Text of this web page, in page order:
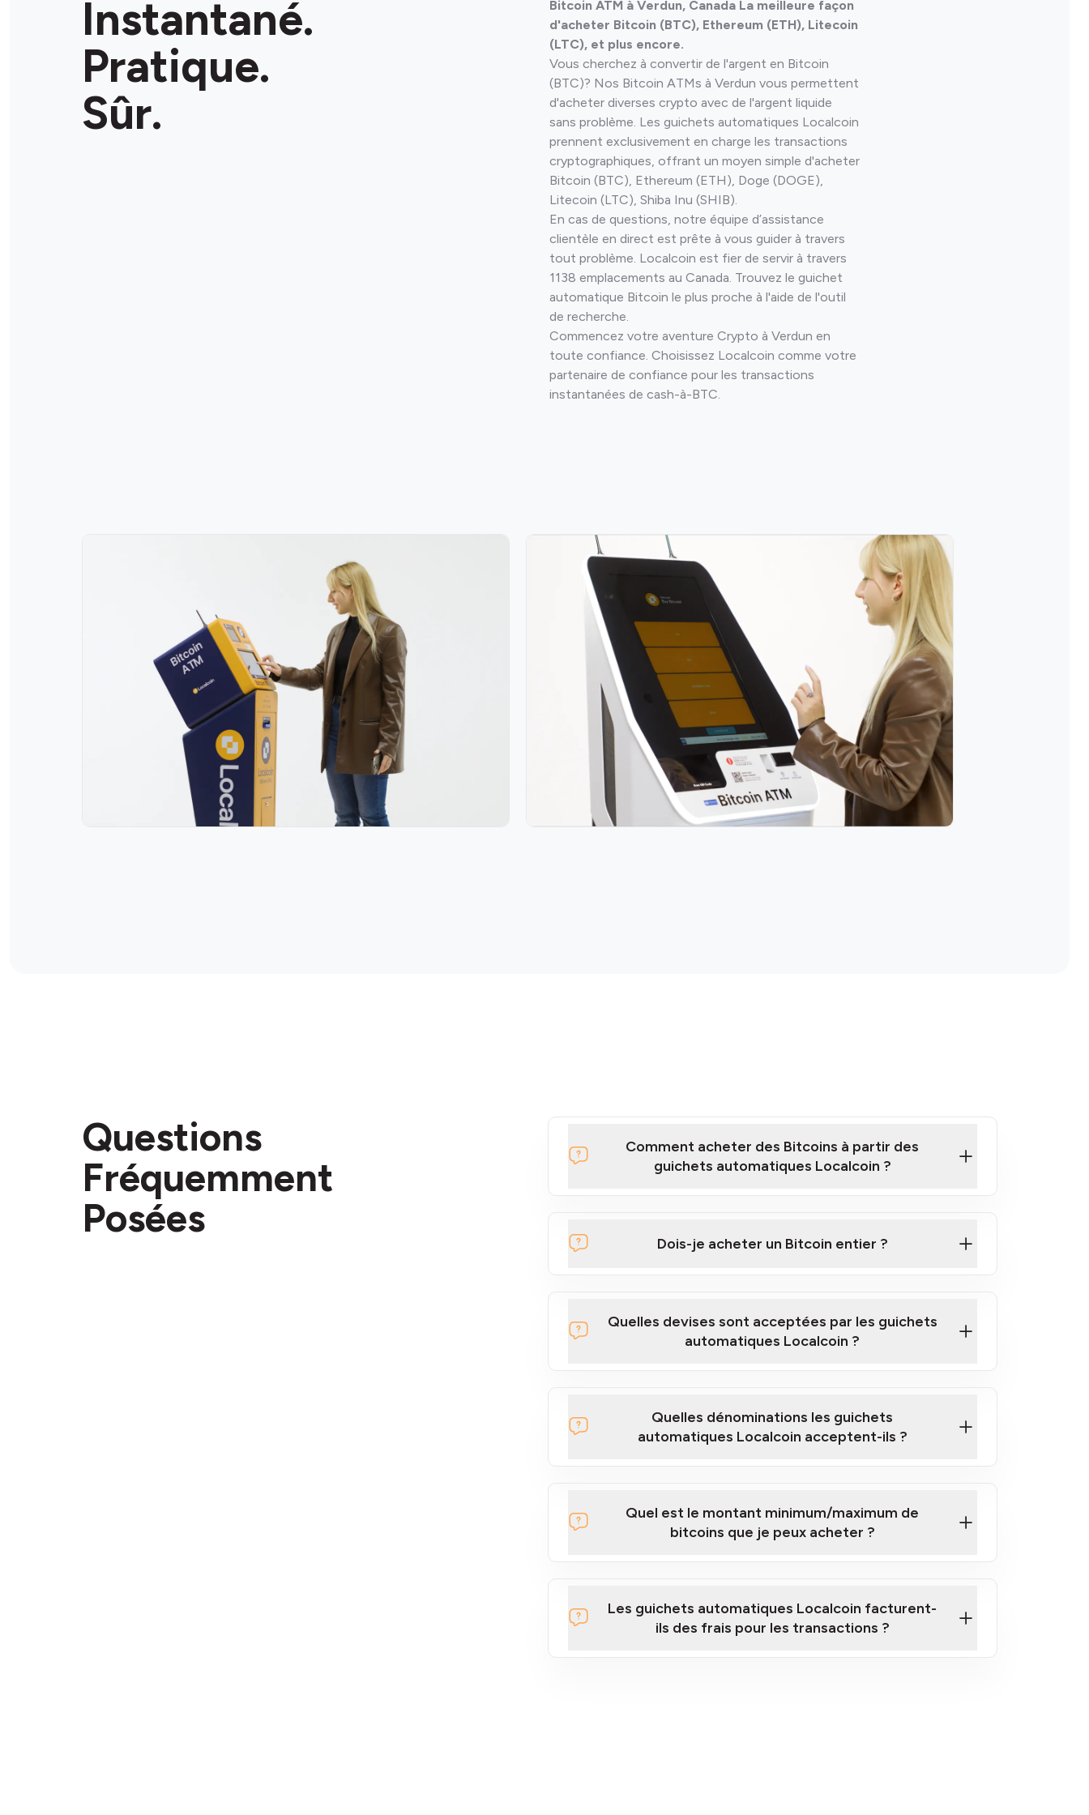
FERMÉ •Ouvre à 07 h 00
Détails du magasin
Instantané.
Pratique.
Sûr.
Bitcoin ATM à Verdun, Canada La meilleure façon
d'acheter Bitcoin (BTC), Ethereum (ETH), Litecoin
(LTC), et plus encore.
Vous cherchez à convertir de l'argent en Bitcoin
(BTC)? Nos Bitcoin ATMs à Verdun vous permettent
d'acheter diverses crypto avec de l'argent liquide
sans problème. Les guichets automatiques Localcoin
prennent exclusivement en charge les transactions
cryptographiques, offrant un moyen simple d'acheter
Bitcoin (BTC), Ethereum (ETH), Doge (DOGE),
Litecoin (LTC), Shiba Inu (SHIB).
En cas de questions, notre équipe d’assistance
clientèle en direct est prête à vous guider à travers
tout problème. Localcoin est fier de servir à travers
1138 emplacements au Canada. Trouvez le guichet
automatique Bitcoin le plus proche à l'aide de l'outil
de recherche.
Commencez votre aventure Crypto à Verdun en
toute confiance. Choisissez Localcoin comme votre
partenaire de confiance pour les transactions
instantanées de cash-à-BTC.
Questions
Fréquemment
Posées
Comment acheter des Bitcoins à partir des
guichets automatiques Localcoin ?
Cliquez ici pour regarder une courte vidéo sur la façon d'acheter des
guichet automatique Localcoin le plus proche de chez
vous
ici
Dois-je acheter un Bitcoin entier ?
Quelles devises sont acceptées par les guichets
automatiques Localcoin ?
Quelles dénominations les guichets
automatiques Localcoin acceptent-ils ?
Quel est le montant minimum/maximum de
bitcoins que je peux acheter ?
Les guichets automatiques Localcoin facturent-
ils des frais pour les transactions ?